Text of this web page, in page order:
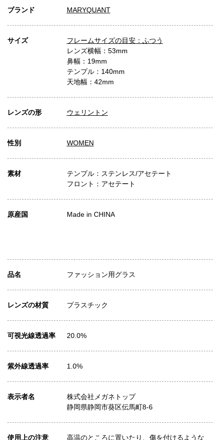
ブランド MARYQUANT
サイズ
フレームサイズの目安：ふつう
レンズ横幅：53mm
鼻幅：19mm
テンプル：140mm
天地幅：42mm
レンズの形 ウェリントン
性別 WOMEN
素材
テンプル：ステンレス/アセテート
フロント：アセテート
原産国 Made in CHINA
品名 ファッション用グラス
レンズの材質 プラスチック
可視光線透過率 20.0%
紫外線透過率 1.0%
表示者名
株式会社メガネトップ
静岡県静岡市葵区伝馬町8-6
使用上の注意 高温のところに置いたり、傷を付けるような